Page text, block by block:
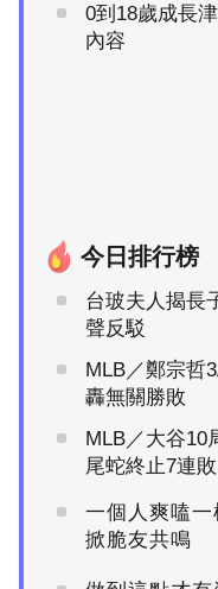
0到18歲成長
內容
今日排行榜
台玻夫人揭長
聲反駁
MLB／鄭宗哲
轟無關勝敗
MLB／大谷10
尾蛇終止7連敗
一個人爽嗑
掀脆友共鳴